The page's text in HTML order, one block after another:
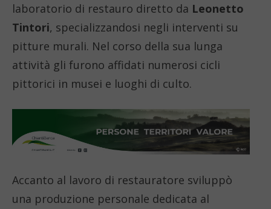
laboratorio di restauro diretto da Leonetto
Tintori, specializzandosi negli interventi su
pitture murali. Nel corso della sua lunga
attività gli furono affidati numerosi cicli
pittorici in musei e luoghi di culto.
Accanto al lavoro di restauratore sviluppò
una produzione personale dedicata al